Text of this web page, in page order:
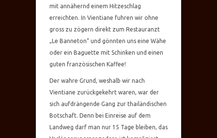
mit annähernd einem Hitzeschlag
erreichten. In Vientiane fuhren wir ohne
gross zu zögern direkt zum Restauranzt
„Le Banneton“ und gönnten uns eine Wähe
oder ein Baguette mit Schinken und einen
guten französischen Kaffee!
Der wahre Grund, weshalb wir nach
Vientiane zurückgekehrt waren, war der
sich aufdrängende Gang zur thailändischen
Botschaft. Denn bei Einreise auf dem
Landweg darf man nur 15 Tage bleiben, das